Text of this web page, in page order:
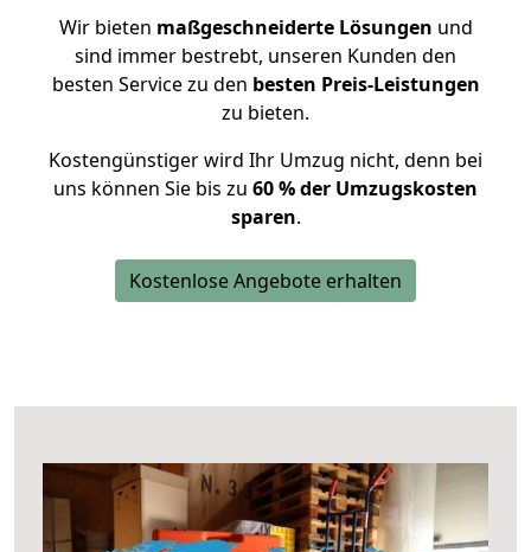
Wir bieten maßgeschneiderte Lösungen und
sind immer bestrebt, unseren Kunden den
besten Service zu den besten Preis-Leistungen
zu bieten.
Kostengünstiger wird Ihr Umzug nicht, denn bei
uns können Sie bis zu 60 % der Umzugskosten
sparen.
Kostenlose Angebote erhalten